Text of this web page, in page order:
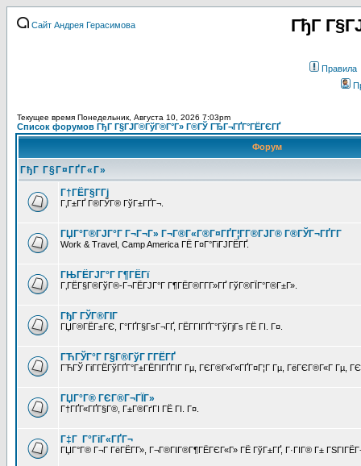
Сайт Андрея Герасимова ГђГ
Правила
Текущее время Понедельник, Августа 10, 2026 7:03pm
Список форумов ГђГ Г§ГЈГ®ГўГ®Г°Г» Г®ГЎ ГЂГ¬ГҐГ°ГЁГЄГҐ
Форум
ГђГ Г§Г¤ГҐГ«Г»
Г†ГЁГ§Г­Гј
Г‚Г±ГҐ Г®ГЎГ® ГўГ±ГҐГ¬.
ГЏГ°Г®ГЈГ°Г Г¬Г¬Г» Г¬Г®Г«Г®Г¤ГҐГ¦Г­Г®ГЈГ® Г®ГЎГ¬ГҐГ­Г
Work & Travel, Camp America ГЁ Г¤Г°ГіГЈГЁГҐ.
ГЊГЁГЈГ°Г Г¶ГЁГї
Г‚ГЁГ§Г®ГўГ®-Г¬ГЁГЈГ°Г Г¶ГЁГ®Г­Г­Г»ГҐ ГўГ®ГЇГ°Г®Г±Г».
ГђГ ГЎГ®ГІГ
ГЏГ®ГЁГ±ГЄ, Г°ГҐГ§ГѕГ¬ГҐ, ГЁГ­ГІГҐГ°ГўГјГѕ ГЁ ГІ. Г¤.
ГЋГЎГ°Г Г§Г®ГўГ Г­ГЁГҐ
ГЋГЎ ГіГ­ГЁГўГҐГ°Г±ГЁГІГҐГІГ Гµ, ГЄГ®Г«Г«ГҐГ¤Г¦Г Гµ, ГёГЄГ®Г«Г Гµ,
ГЏГ°Г® ГЄГ®Г¬ГЇГ»
Г†ГҐГ«ГҐГ§Г®, Г±Г®ГґГІ ГЁ ГІ. Г¤.
Г‡Г Г°ГіГ«ГҐГ¬
ГЏГ°Г® Г¬Г ГёГЁГ­Г», Г¬Г®ГІГ®Г¶ГЁГЄГ«Г» ГЁ ГўГ±ГҐ, Г·ГІГ® Г±